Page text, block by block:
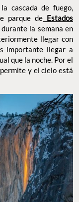
cascada de fuego,
parque de Estados
durante la semana en
llegar con
importante llegar a
que la noche. Por el
y el cielo está